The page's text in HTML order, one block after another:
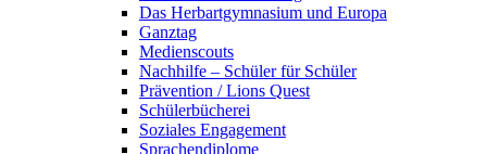
Das Herbartgymnasium und Europa
Ganztag
Medienscouts
Nachhilfe – Schüler für Schüler
Prävention / Lions Quest
Schülerbücherei
Soziales Engagement
Sprachendiplome